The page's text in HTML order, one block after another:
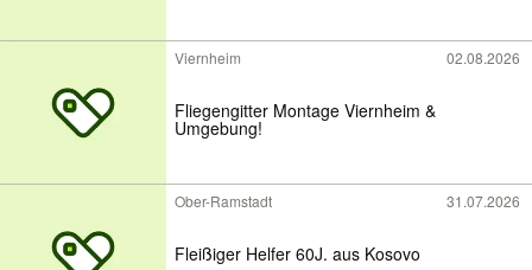
Viernheim 02.08.2026
Fliegengitter Montage Viernheim &
Umgebung!
Ober-Ramstadt 31.07.2026
Fleißiger Helfer 60J. aus Kosovo